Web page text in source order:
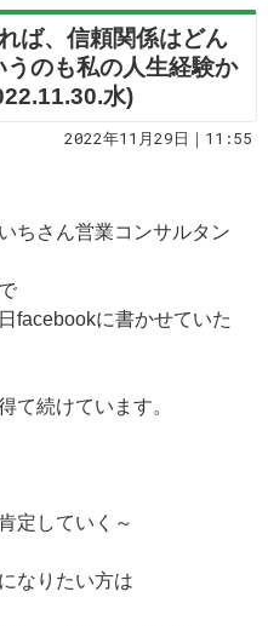
ば、信頼関係はどん
のも私の人生経験か
水)
2022年11月29日｜11:55
ちさん営業コンサルタン
facebookに書かせていた
て続けています。
定していく～
なりたい方は